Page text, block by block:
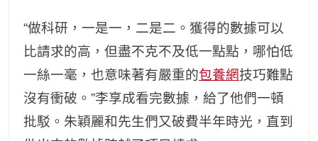
“做科研，一是一，二是二。獲得的數據可以
比請求的高，但盡不克不及低一點點，哪怕低
一絲一毫，也意味著有嚴重的包養網技巧難點
沒有衝破。”李享成看完數據，給了他們一頓
批駁。朱穎麗和先生們又破費半年時光，直到